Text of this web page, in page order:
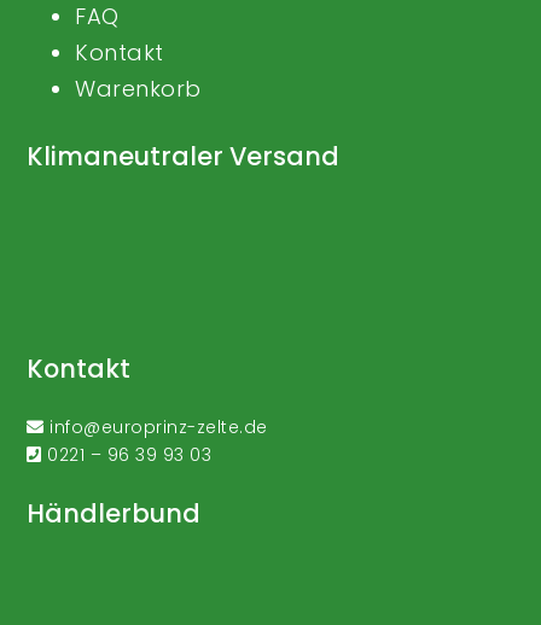
FAQ
Kontakt
Warenkorb
Klimaneutraler Versand
Kontakt
info@europrinz-zelte.de
0221 – 96 39 93 03
Händlerbund